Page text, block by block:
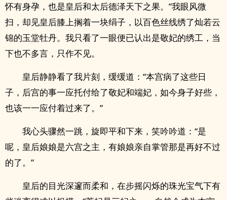
怀有身孕，也是皇后和太后德泽天下之果。”我眼风微
扫，却见皇后膝上搁着一块绢子，以百色丝线绣了灿若云
锦的玉堂牡丹。我只看了一眼便已认出是敬妃的绣工，当
下也不多言，只作不见。
皇后静静看了我片刻，缓缓道：“本宫病了这些日
子，后宫的事一应托付给了敬妃和端妃，如今身子好些，
也该一一应付着过来了。”
我心头骤然一跳，旋即平和下来，笑吟吟道：“是
呢，皇后娘娘是六宫之主，有娘娘亲自掌管那是再好不过
的了。”
皇后的目光深邃而柔和，在步摇闪烁的珠光宝气下有